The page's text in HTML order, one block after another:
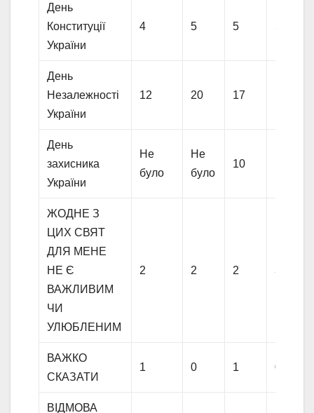
День
Конституції
України
4 5 5 5
День
Незалежності
України
12 20 17
День
захисника
України
Не
було
Не
було
10
ЖОДНЕ З
ЦИХ СВЯТ
ДЛЯ МЕНЕ
НЕ Є
ВАЖЛИВИМ
ЧИ
УЛЮБЛЕНИМ
2 2 2 3
ВАЖКО
СКАЗАТИ
1 0 1 0
ВІДМОВА